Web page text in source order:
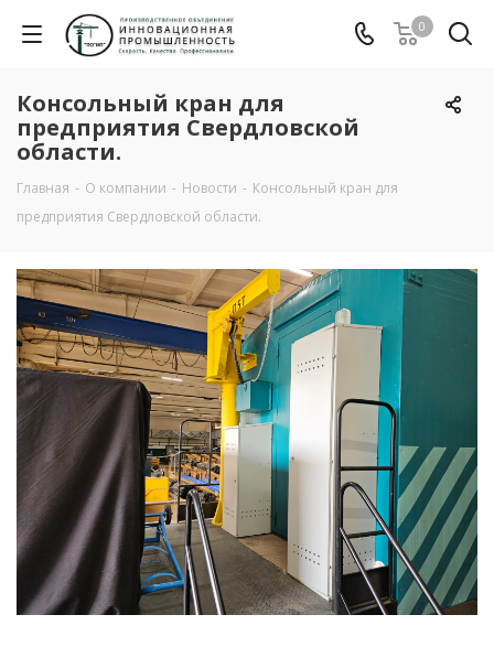
0
Консольный кран для
предприятия Свердловской
области.
Главная - О компании - Новости - Консольный кран для
предприятия Свердловской области.